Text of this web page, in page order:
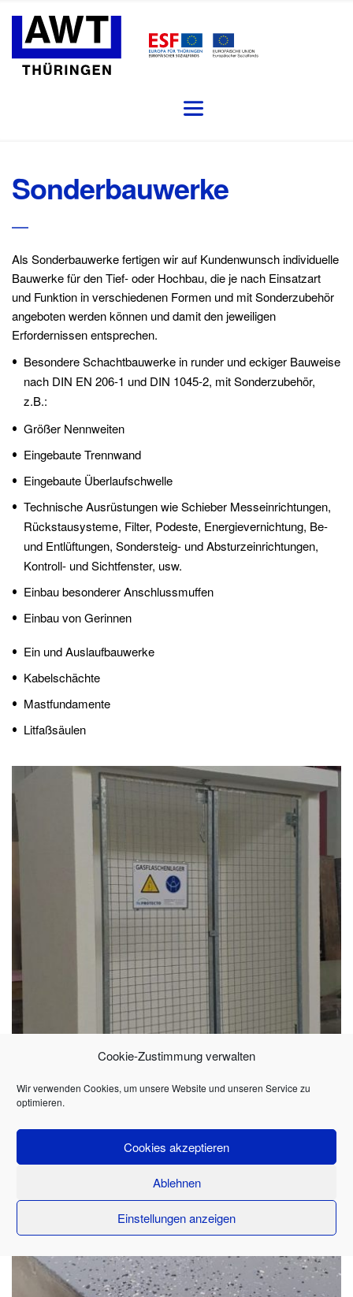
Cookie-Zustimmung verwalten
Wir verwenden Cookies, um unsere Website und unseren Service zu
optimieren.
Cookies akzeptieren
Ablehnen
Einstellungen anzeigen
Sonderbauwerke
Als Sonderbauwerke fertigen wir auf Kundenwunsch individuelle
Bauwerke für den Tief- oder Hochbau, die je nach Einsatzart
und Funktion in verschiedenen Formen und mit Sonderzubehör
angeboten werden können und damit den jeweiligen
Erfordernissen entsprechen.
Besondere Schachtbauwerke in runder und eckiger Bauweise
nach DIN EN 206-1 und DIN 1045-2, mit Sonderzubehör,
z.B.:
Größer Nennweiten
Eingebaute Trennwand
Eingebaute Überlaufschwelle
Technische Ausrüstungen wie Schieber Messeinrichtungen,
Rückstausysteme, Filter, Podeste, Energievernichtung, Be-
und Entlüftungen, Sondersteig- und Absturzeinrichtungen,
Kontroll- und Sichtfenster, usw.
Einbau besonderer Anschlussmuffen
Einbau von Gerinnen
Ein und Auslaufbauwerke
Kabelschächte
Mastfundamente
Litfaßsäulen